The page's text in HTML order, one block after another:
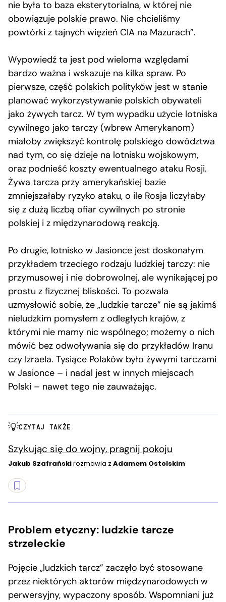
nie była to baza eksterytorialna, w której nie
obowiązuje polskie prawo. Nie chcieliśmy
powtórki z tajnych więzień CIA na Mazurach”.
Wypowiedź ta jest pod wieloma względami
bardzo ważna i wskazuje na kilka spraw. Po
pierwsze, część polskich polityków jest w stanie
planować wykorzystywanie polskich obywateli
jako żywych tarcz. W tym wypadku użycie lotniska
cywilnego jako tarczy (wbrew Amerykanom)
miałoby zwiększyć kontrolę polskiego dowództwa
nad tym, co się dzieje na lotnisku wojskowym,
oraz podnieść koszty ewentualnego ataku Rosji.
Żywa tarcza przy amerykańskiej bazie
zmniejszałaby ryzyko ataku, o ile Rosja liczyłaby
się z dużą liczbą ofiar cywilnych po stronie
polskiej i z międzynarodową reakcją.
Po drugie, lotnisko w Jasionce jest doskonałym
przykładem trzeciego rodzaju ludzkiej tarczy: nie
przymusowej i nie dobrowolnej, ale wynikającej po
prostu z fizycznej bliskości. To pozwala
uzmysłowić sobie, że „ludzkie tarcze” nie są jakimś
nieludzkim pomysłem z odległych krajów, z
którymi nie mamy nic wspólnego; możemy o nich
mówić bez odwoływania się do przykładów Iranu
czy Izraela. Tysiące Polaków było żywymi tarczami
w Jasionce – i nadal jest w innych miejscach
Polski – nawet tego nie zauważając.
CZYTAJ TAKŻE
Szykując się do wojny, pragnij pokoju
Jakub Szafrańskirozmawia z Adamem Ostolskim
Problem etyczny: ludzkie tarcze
strzeleckie
Pojęcie „ludzkich tarcz” zaczęło być stosowane
przez niektórych aktorów międzynarodowych w
perwersyjny, wypaczony sposób. Wspomniani już